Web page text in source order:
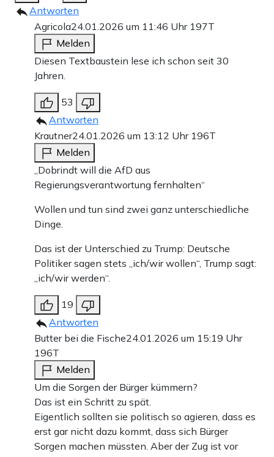
Antworten
Agricola24.01.2026 um 11:46 Uhr 197T
Melden
Diesen Textbaustein lese ich schon seit 30
Jahren.
53
Antworten
Krautner24.01.2026 um 13:12 Uhr 196T
Melden
„Dobrindt will die AfD aus
Regierungsverantwortung fernhalten“
Wollen und tun sind zwei ganz unterschiedliche
Dinge.
Das ist der Unterschied zu Trump: Deutsche
Politiker sagen stets „ich/wir wollen“, Trump sagt:
„ich/wir werden“.
19
Antworten
Butter bei die Fische24.01.2026 um 15:19 Uhr
196T
Melden
Um die Sorgen der Bürger kümmern?
Das ist ein Schritt zu spät.
Eigentlich sollten sie politisch so agieren, dass es
erst gar nicht dazu kommt, dass sich Bürger
Sorgen machen müssten. Aber der Zug ist vor